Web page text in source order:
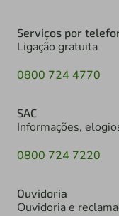
Serviços por
Ligação gratuita
0800 724 4770
SAC
Informações,
0800 724 7220
Ouvidoria
Ouvidoria e